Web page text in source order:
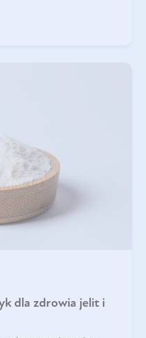
dla zdrowia jelit i